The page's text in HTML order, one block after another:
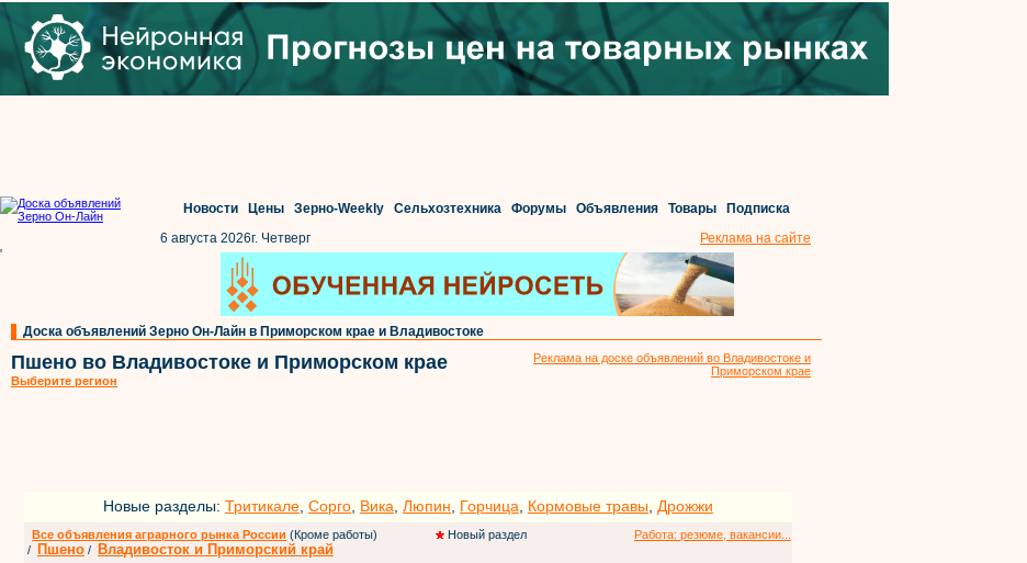
Новости Цены Зерно-Weekly Сельхозтехника Форумы Объявления Товары
Подписка
6 августа 2026г. Четверг
Реклама на сайте
'
Доска объявлений Зерно Он-Лайн в Приморском крае и Владивостоке
Пшено во Владивостоке и Приморском крае
Выберите регион
Реклама на доске объявлений во Владивостоке и
Приморском крае
Новые разделы: Тритикале Сорго Вика Люпин Горчица Кормовые травы Дрожжи
Все объявления аграрного рынка России (Кроме работы) Новый раздел
Работа: резюме, вакансии...
/
Пшено / Владивосток и Приморский край